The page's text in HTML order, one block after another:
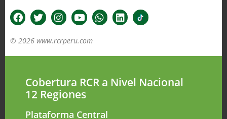
© 2026 www.rcrperu.com
Cobertura RCR a Nivel Nacional
12 Regiones
Plataforma Central